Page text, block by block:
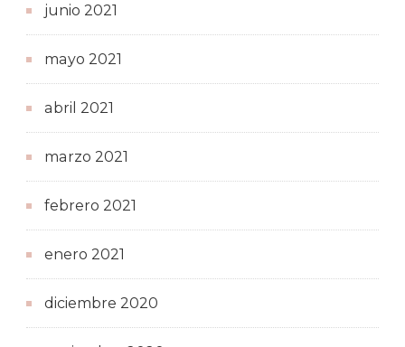
junio 2021
mayo 2021
abril 2021
marzo 2021
febrero 2021
enero 2021
diciembre 2020